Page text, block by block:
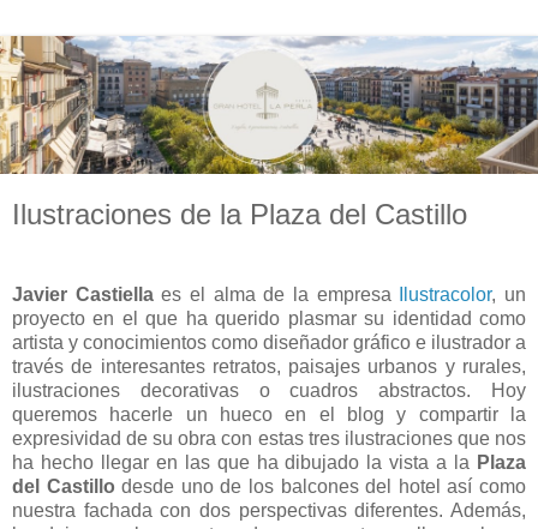
Ilustraciones de la Plaza del Castillo
Javier Castiellaes el alma de la empresa Ilustracolor, un
proyecto en el que ha querido plasmar su identidad como
artista y conocimientos como diseñador gráfico e ilustrador a
través de interesantes retratos, paisajes urbanos y rurales,
ilustraciones decorativas o cuadros abstractos. Hoy
queremos hacerle un hueco en el blog y compartir la
expresividad de su obra con estas tres ilustraciones que nos
ha hecho llegar en las que ha dibujado la vista a la Plaza
del Castillo desde uno de los balcones del hotel así como
nuestra fachada con dos perspectivas diferentes. Además,